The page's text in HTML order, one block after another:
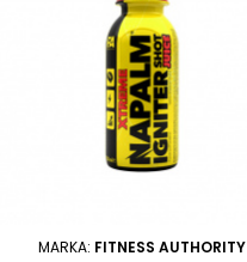
MARKA: FITNESS AUTHORITY